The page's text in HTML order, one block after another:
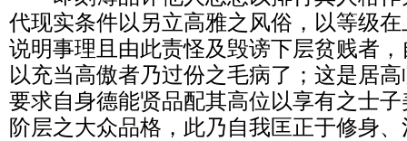
代现实条件以另立高雅之风俗，以等级
说明事理且由此责怪及毁谤下层贫贱者
以充当高傲者乃过份之毛病了；这是居
要求自身德能贤品配其高位以享有之士
阶层之大众品格，此乃自我匡正于修身